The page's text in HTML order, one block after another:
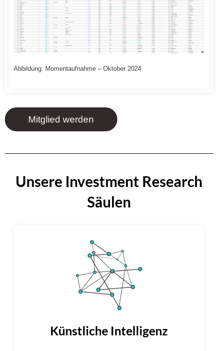
Abbildung: Momentaufnahme – Oktober 2024
Mitglied werden
Unsere Investment Research
Säulen
Künstliche Intelligenz